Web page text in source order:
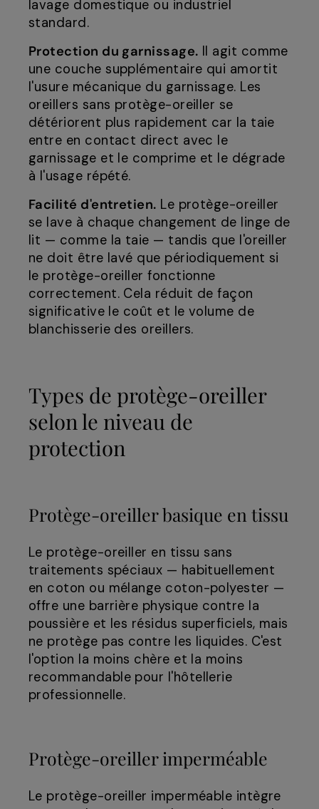
lavage domestique ou industriel
standard.
Protection du garnissage. Il agit comme
une couche supplémentaire qui amortit
l'usure mécanique du garnissage. Les
oreillers sans protège-oreiller se
détériorent plus rapidement car la taie
entre en contact direct avec le
garnissage et le comprime et le dégrade
à l'usage répété.
Facilité d'entretien. Le protège-oreiller
se lave à chaque changement de linge de
lit — comme la taie — tandis que l'oreiller
ne doit être lavé que périodiquement si
le protège-oreiller fonctionne
correctement. Cela réduit de façon
significative le coût et le volume de
blanchisserie des oreillers.
Types de protège-oreiller
selon le niveau de
protection
Protège-oreiller basique en tissu
Le protège-oreiller en tissu sans
traitements spéciaux — habituellement
en coton ou mélange coton-polyester —
offre une barrière physique contre la
poussière et les résidus superficiels, mais
ne protège pas contre les liquides. C'est
l'option la moins chère et la moins
recommandable pour l'hôtellerie
professionnelle.
Protège-oreiller imperméable
Le protège-oreiller imperméable intègre